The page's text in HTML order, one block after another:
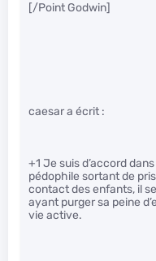
[/Point Godwin]
caesar a écrit :
+1 Je suis d’accord
pédophile sortant de
contact des enfants, il
ayant purger sa peine
vie active.